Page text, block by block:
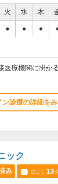
火 水 木
● ● ●
医療機関に掛か
ン診療の詳細を
ック
み 口コミ 13